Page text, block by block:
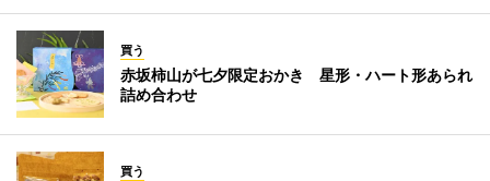
買う
赤坂柿山が七夕限定おかき 星形・ハート形あられ
詰め合わせ
買う